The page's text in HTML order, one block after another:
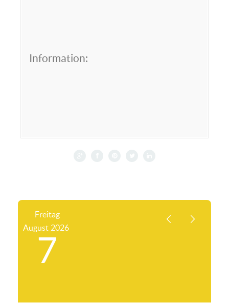
Information:
Freitag
August 2026
7